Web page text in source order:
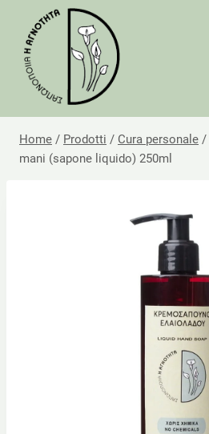
contenuto
Home / Prodotti / Cura personale /
mani (sapone liquido) 250ml